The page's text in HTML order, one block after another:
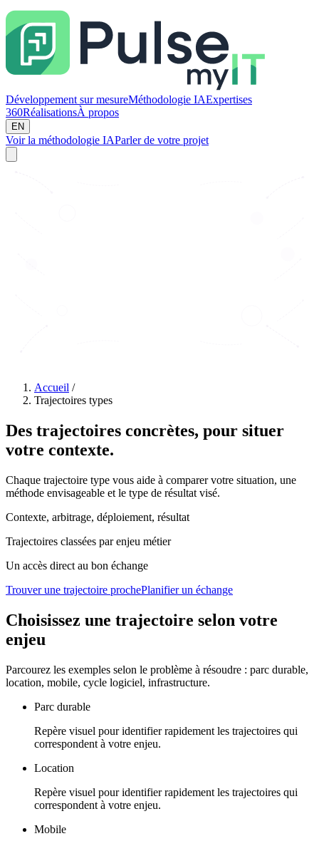
Développement sur mesureMéthodologie IAExpertises
360RéalisationsÀ propos
EN
Voir la méthodologie IAParler de votre projet
Accueil /
Trajectoires types
Des trajectoires concrètes, pour situer
votre contexte.
Chaque trajectoire type vous aide à comparer votre situation, une
méthode envisageable et le type de résultat visé.
Contexte, arbitrage, déploiement, résultat
Trajectoires classées par enjeu métier
Un accès direct au bon échange
Trouver une trajectoire prochePlanifier un échange
Choisissez une trajectoire selon votre
enjeu
Parcourez les exemples selon le problème à résoudre : parc durable,
location, mobile, cycle logiciel, infrastructure.
Parc durable
Repère visuel pour identifier rapidement les trajectoires qui
correspondent à votre enjeu.
Location
Repère visuel pour identifier rapidement les trajectoires qui
correspondent à votre enjeu.
Mobile